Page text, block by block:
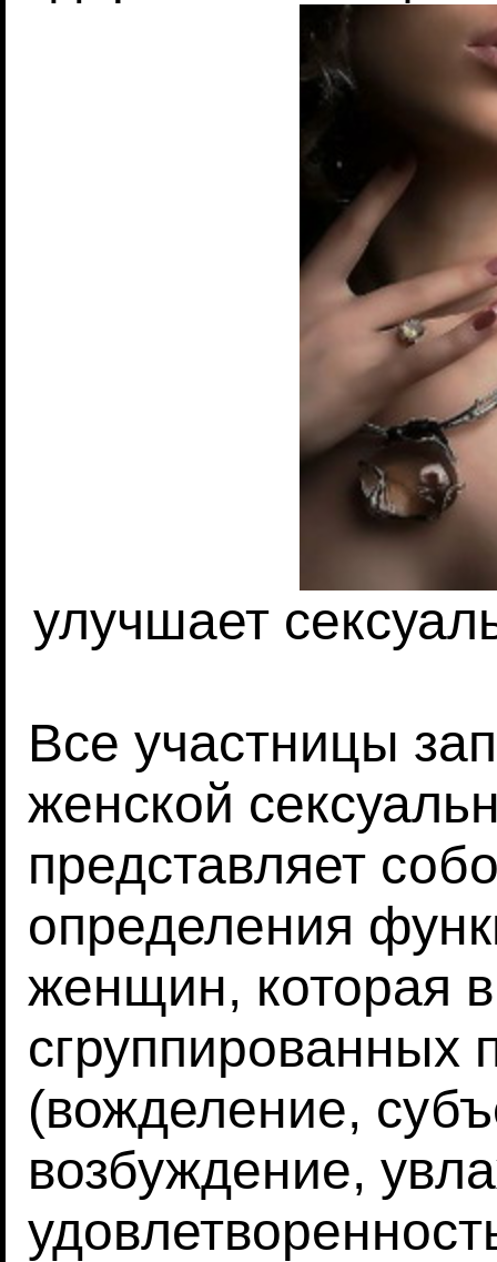
улучшает
Все участницы
женской
представляет
определения
женщин, которая
сгруппированных
(вожделение,
возбуждение,